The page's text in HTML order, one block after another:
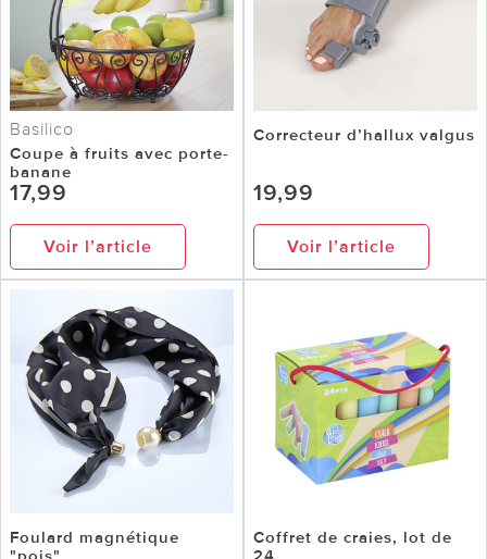
Basilico
Coupe à fruits avec porte-
banane
17,99
Voir l’article
Correcteur d’hallux valgus
19,99
Voir l’article
Foulard magnétique
Coffret de craies, lot de